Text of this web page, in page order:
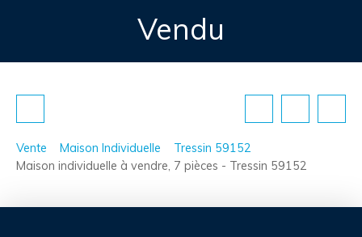
Vendu
Vente Maison Individuelle
Tressin 59152
Maison individuelle à vendre, 7 pièces - Tressin 59152